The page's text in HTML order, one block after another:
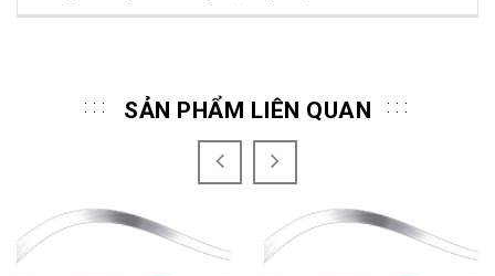
SẢN PHẨM LIÊN QUAN